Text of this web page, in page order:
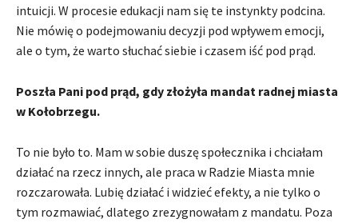
intuicji. W procesie edukacji nam się te instynkty podcina.
Nie mówię o podejmowaniu decyzji pod wpływem emocji,
ale o tym, że warto słuchać siebie i czasem iść pod prąd.
Poszła Pani pod prąd, gdy złożyła mandat radnej miasta
w Kołobrzegu.
To nie było to. Mam w sobie duszę społecznika i chciałam
działać na rzecz innych, ale praca w Radzie Miasta mnie
rozczarowała. Lubię działać i widzieć efekty, a nie tylko o
tym rozmawiać, dlatego zrezygnowałam z mandatu. Poza